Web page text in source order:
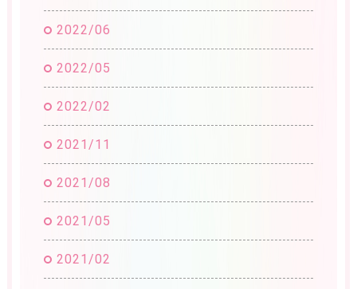
2022/06
2022/05
2022/02
2021/11
2021/08
2021/05
2021/02